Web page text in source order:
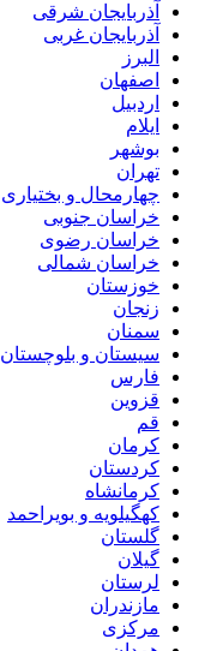
آذربایجان شرقی
آذربایجان غربی
البرز
اصفهان
اردبیل
ایلام
بوشهر
تهران
چهارمحال و بختیاری
خراسان جنوبی
خراسان رضوی
خراسان شمالی
خوزستان
زنجان
سمنان
سیستان و بلوچستان
فارس
قزوین
قم
کرمان
کردستان
کرمانشاه
کهگیلویه و بویراحمد
گلستان
گیلان
لرستان
مازندران
مرکزی